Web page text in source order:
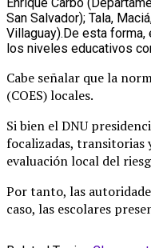
San Salvador); Tala,
Villaguay).De esta
los niveles educativos
Cabe señalar que la
(COES) locales.
Si bien el DNU
focalizadas, transitorias
evaluación local del
Por tanto, las
caso, las escolares